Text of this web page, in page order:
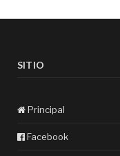
SITIO
Principal
Facebook